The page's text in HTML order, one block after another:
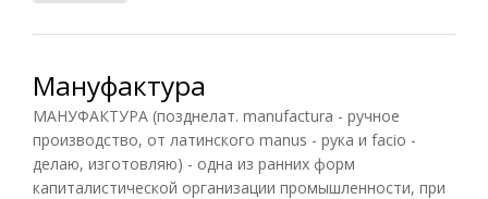
Мануфактура
МАНУФАКТУРА (позднелат. manufactura - ручное
производство, от латинского manus - рука и facio -
делаю, изготовляю) - одна из ранних форм
капиталистической организации промышленности, при